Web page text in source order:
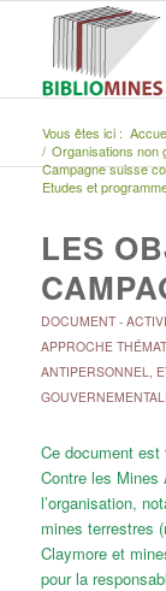
Vous êtes ici :
/ Organisations non
Campagne suisse
Etudes et
LES
DOCUMENT-
APPROCHE
ANTIPERSONNEL,
Ce document
Contre les
l’organisation,
mines terrestres
Claymore et
pour la